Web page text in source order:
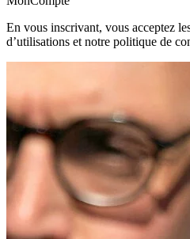
En vous inscrivant, vous acceptez
d’utilisations et notre politique de